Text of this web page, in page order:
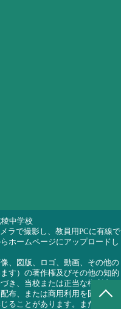
中学校
ラで撮影し、教員用PCに有線で
ホームページにアップロードし
、図版、ロゴ、動画、その他の
す）の著作権及びその他の知的
き、当校または正当な権利者に
布、または商用利用を固く禁じ
ることがあります。また、本サ